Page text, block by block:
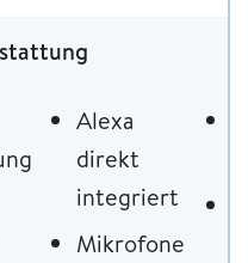
Alexa
direkt
integriert
Mikrofone